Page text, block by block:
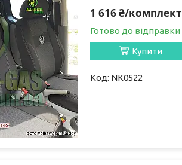
1 616 ₴/комплект
Готово до відправки
Купити
NK0522